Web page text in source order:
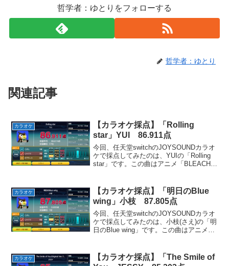
哲学者：ゆとりをフォローする
哲学者：ゆとり
関連記事
カラオケ
【カラオケ採点】「Rolling
star」YUI 86.911点
今回、任天堂switchのJOYSOUNDカラオ
ケで採点してみたのは、YUIの「Rolling
star」です。この曲はアニメ「BLEACH」
す。お気に入りのパートは「...
カラオケ
【カラオケ採点】「明日のBlue
wing」小枝 87.805点
今回、任天堂switchのJOYSOUNDカラオ
ケで採点してみたのは、小枝(さえ)の「明
日のBlue wing」です。この曲はアニメ
かな雰囲気の曲です。全体的に好きな...
カラオケ
【カラオケ採点】「The Smile of